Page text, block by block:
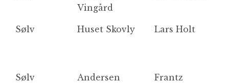
Vingård
Sølv Huset Skovly Lars Holt
Sølv
Andersen
Frantz